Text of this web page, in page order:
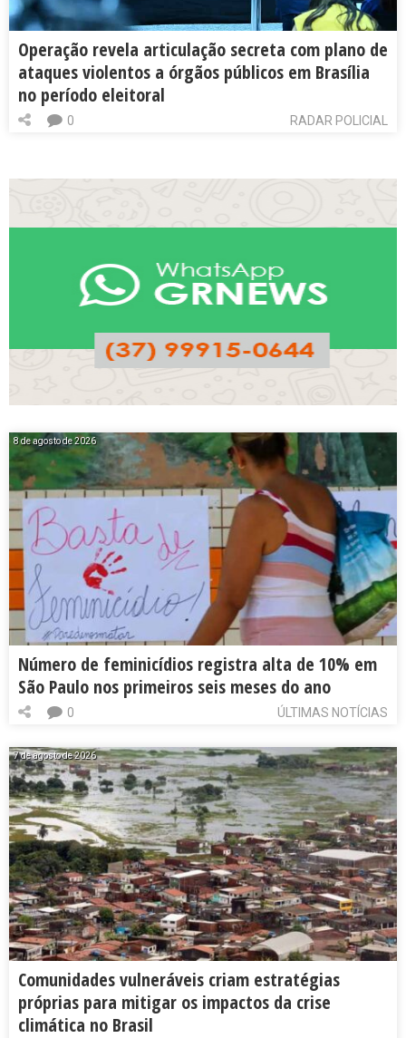
Operação revela articulação secreta com plano de
ataques violentos a órgãos públicos em Brasília
no período eleitoral
RADAR POLICIAL
0
8 de agosto de 2026
Número de feminicídios registra alta de 10% em
São Paulo nos primeiros seis meses do ano
ÚLTIMAS NOTÍCIAS
0
7 de agosto de 2026
Comunidades vulneráveis criam estratégias
próprias para mitigar os impactos da crise
climática no Brasil